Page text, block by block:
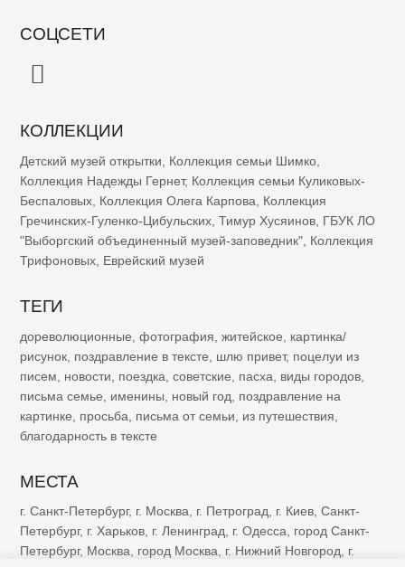
СОЦСЕТИ
КОЛЛЕКЦИИ
Детский музей открытки Коллекция семьи Шимко
Коллекция Надежды Гернет, Коллекция семьи Куликовых-
Беспаловых Коллекция Олега Карпова
Коллекция
Гречинских-Гуленко-Цибульских Тимур Хусяинов ГБУК ЛО
"Выборгский объединенный музей-заповедник" Коллекция
Трифоновых Еврейский музей
ТЕГИ
дореволюционные фотография житейское
картинка/
рисунок поздравление в тексте шлю привет, поцелуи из
писем
новости поездка советские пасха виды городов
письма семье
именины новый год
поздравление на
картинке
просьба письма от семьи из путешествия
благодарность в тексте
МЕСТА
г. Санкт-Петербург, г. Москва, г. Петроград, г. Киев, Санкт-
Петербург, г. Харьков, г. Ленинград, г. Одесса, город Санкт-
Петербург, Москва, город Москва, г. Нижний Новгород, г.